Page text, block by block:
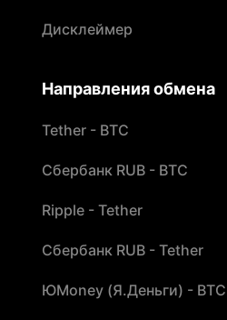
Дисклеймер
Направления обмена
Tether - BTC
Сбербанк RUB - BTC
Ripple - Tether
Сбербанк RUB - Tether
ЮMoney (Я.Деньги) - BTC